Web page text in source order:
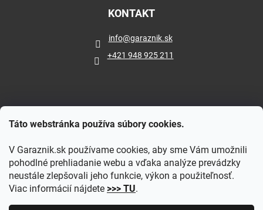
Táto webstránka používa súbory cookies.
V Garaznik.sk používame cookies, aby sme Vám umožnili
pohodlné prehliadanie webu a vďaka analýze prevádzky
neustále zlepšovali jeho funkcie, výkon a použiteľnosť.
Viac informácií nájdete >>> TU.
KONTAKT
info@garaznik.sk
+421 948 925 211